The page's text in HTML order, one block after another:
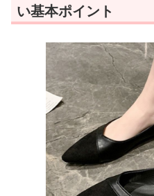
い基本ポイント